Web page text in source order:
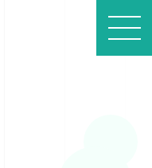
MEN
U